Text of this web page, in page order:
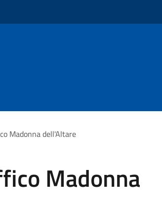
Madonna dell'Altare
Madonna